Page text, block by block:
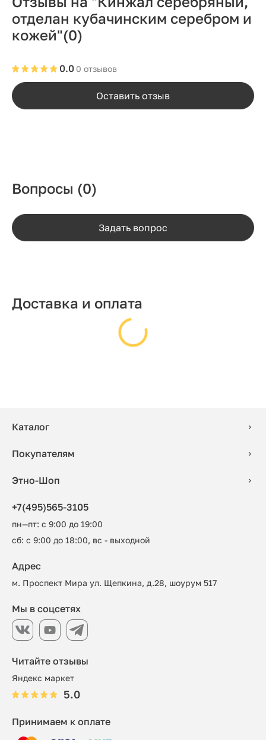
отделан кубачинским серебром и
кожей"(0)
0 отзывов
0.0
Оставить отзыв
Вопросы (0)
Задать вопрос
Доставка и оплата
Каталог
Покупателям
Этно-Шоп
+7(495)565-3105
пн—пт: с 9:00 до 19:00
сб: с 9:00 до 18:00, вс - выходной
Читайте отзывы
Яндекс маркет
5.0
Адрес
м. Проспект Мира ул. Щепкина, д.28, шоурум 517
Принимаем к оплате
Мы в соцсетях